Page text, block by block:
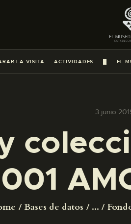
LA VISITA ACTIVIDADES EL
3 junio
Bases de datos ...
PREPARAR LA
ACTIVIDADES
█
COLECCIONES
DIDÁCTICA
ESPAÑOL